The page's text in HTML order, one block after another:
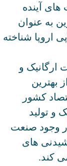
آینده
به ‌عنوان
اروپا شناخته
ارگانیک و
بهترین
کشور
و تولید
وجود صنعت
‌های
کند.